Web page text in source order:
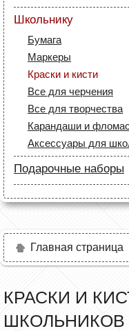
Лайнеры
Аксессуары для
Карандаши
Холсты и бумага
Кисти и мастихины
Мольберты и
Рапидографы и
Аксессуары для
Бумага
Лайнеры
Маркеры
Карандаши
Все для черчения
Аксессуары для
Школьнику
Бумага
Маркеры
Краски и кисти
Все для черчения
Все для творчества
Карандаши и
Аксессуары для
Подарочные наборы
Карандаши
Краски и кисти
Разное
Главная страница
КРАСКИ И
ШКОЛЬНИКОВ